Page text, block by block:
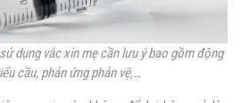
dụng vắc xin mẹ cần lưu ý bao gồm động
cầu, phản ứng phản vệ,…